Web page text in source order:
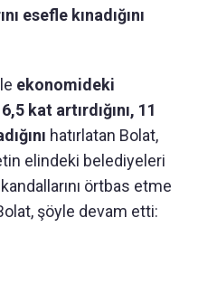
esefle kınadığını
ekonomideki
kat artırdığını, 11
hatırlatan Bolat,
elindeki belediyeleri
örtbas etme
şöyle devam etti: